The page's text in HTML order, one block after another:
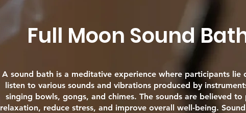
Full Moon Sound
A sound bath is a meditative experience where participants lie
listen to various sounds and vibrations produced by
singing bowls, gongs, and chimes. The sounds are believed
relaxation, reduce stress, and improve overall well-being.